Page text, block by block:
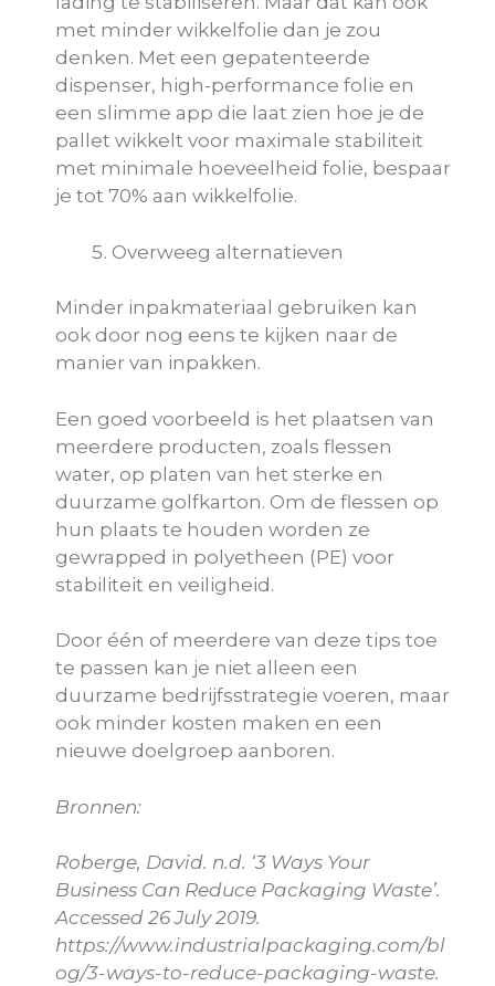
met minder wikkelfolie dan je zou
denken. Met een gepatenteerde
dispenser, high-performance folie en
een slimme app die laat zien hoe je de
pallet wikkelt voor maximale stabiliteit
met minimale hoeveelheid folie, bespaar
je tot 70% aan wikkelfolie.
Overweeg alternatieven
Minder inpakmateriaal gebruiken kan
ook door nog eens te kijken naar de
manier van inpakken.
Een goed voorbeeld is het plaatsen van
meerdere producten, zoals flessen
water, op platen van het sterke en
duurzame golfkarton. Om de flessen op
hun plaats te houden worden ze
gewrapped in polyetheen (PE) voor
stabiliteit en veiligheid.
Door één of meerdere van deze tips toe
te passen kan je niet alleen een
duurzame bedrijfsstrategie voeren, maar
ook minder kosten maken en een
nieuwe doelgroep aanboren.
Bronnen:
Roberge, David. n.d. ‘3 Ways Your
Business Can Reduce Packaging Waste’.
Accessed 26 July 2019.
https://www.industrialpackaging.com/bl
og/3-ways-to-reduce-packaging-waste.